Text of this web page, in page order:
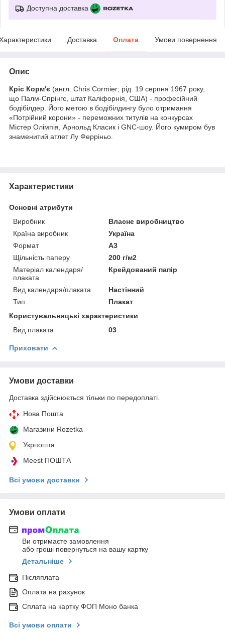
Доступна доставка
Доставка Оплата Умови повернення
Опис
Кріс Корм'є (англ. Chris Cormier; рід. 19 серпня 1967 року,
що Палм-Спрінгс, штат Каліфорнія, США) - професійний
бодібілдер. Його метою в бодібілдингу було отримання
«Потрійний корони» - переможних титулів на конкурсах
Містер Олімпія, Арнольд Класик і GNC-шоу. Його кумиром був
знаменитий атлет Лу Ферріньо.
Характеристики
Основні атрибути
Виробник
Власне виробництво
Країна виробник
Україна
Формат
A3
Щільність паперу
200 г/м2
Матеріал календаря/
плаката
Крейдований папір
Вид календаря/плаката
Настінний
Тип
Плакат
Користувальницькі характеристики
Вид плаката
03
Приховати
Умови доставки
Доставка здійснюється тільки по передоплаті.
Нова Пошта
Магазини Rozetka
Укрпошта
Meest ПОШТА
Всі умови доставки
Умови оплати
Ви отримаєте замовлення
або гроші повернуться на вашу картку
Детальніше
Післяплата
Оплата на рахунок
Сплата на картку ФОП Моно банка
Всі умови оплати